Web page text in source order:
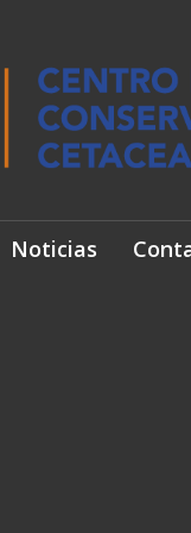
Noticias